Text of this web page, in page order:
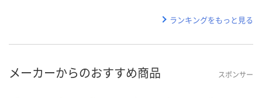
ランキングをもっと見る
メーカーからのおすすめ商品 スポンサー